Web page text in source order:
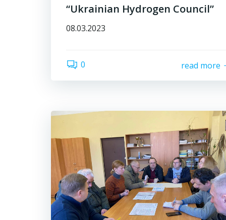
“Ukrainian Hydrogen Council”
08.03.2023
0 read more